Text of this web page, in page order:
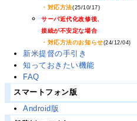
・対応方法(25/10/17)
サーバ近代化改修後、
接続が不安定な場合
・対応方法のお知らせ(24/12/04)
新米提督の手引き
知っておきたい機能
FAQ
スマートフォン版
Android版